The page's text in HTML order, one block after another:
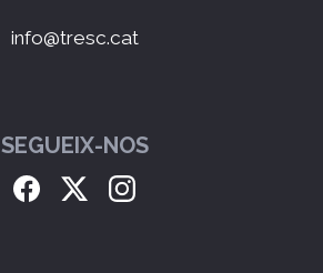
info@tresc.cat
SEGUEIX-NOS